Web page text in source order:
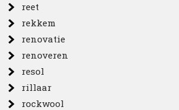
reet
rekkem
renovatie
renoveren
resol
rillaar
rockwool